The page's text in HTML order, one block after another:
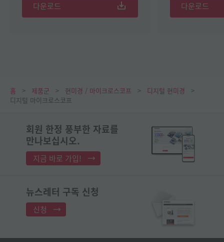
다운로드 다운로드
홈 제품군 현미경 / 마이크로스코프
디지털 현미경
디지털 마이크로스코프
회원 한정 풍부한 자료를
만나보십시오.
지금 바로 가입!
뉴스레터 구독 신청
신청